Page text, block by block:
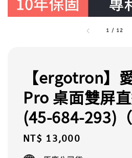
1 / 12
【ergotron】
Pro 桌面雙屏
(45-684-293)（
Regular
price
NT$ 13,000